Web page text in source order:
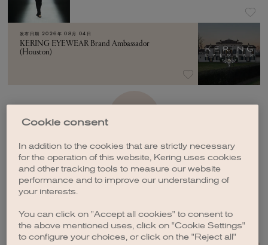
发布日期 2026年 08月 04日
KERING EYEWEAR Brand Ambassador
(Houston)
Cookie consent
In addition to the cookies that are strictly necessary
for the operation of this website, Kering uses cookies
and other tracking tools to measure our website
performance and to improve our understanding of
your interests.
You can click on "Accept all cookies" to consent to
the above mentioned uses, click on "Cookie Settings"
to configure your choices, or click on the "Reject all"